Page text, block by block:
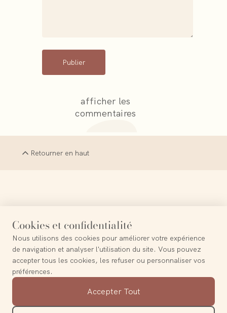
Publier
afficher les
commentaires
Retourner en haut
La Terre est le probable paradis perdu
—Frederico Garcia Lorca
Mentions légales
Cookies et confidentialité
Nous utilisons des cookies pour améliorer votre expérience
de navigation et analyser l'utilisation du site. Vous pouvez
accepter tous les cookies, les refuser ou personnaliser vos
préférences.
Accepter Tout